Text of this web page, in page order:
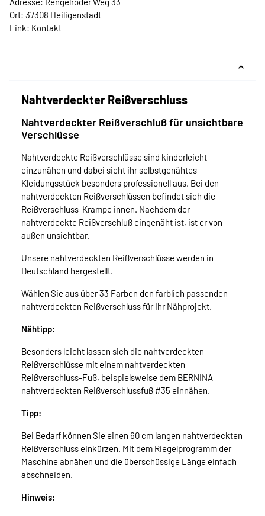
Ort: 37308 Heiligenstadt
Link: Kontakt
Nahtverdeckter Reißverschluss
Nahtverdeckter Reißverschluß für unsichtbare
Verschlüsse
Nahtverdeckte Reißverschlüsse sind kinderleicht
einzunähen und dabei sieht ihr selbstgenähtes
Kleidungsstück besonders professionell aus. Bei den
nahtverdeckten Reißverschlüssen befindet sich die
Reißverschluss-Krampe innen. Nachdem der
nahtverdeckte Reißverschluß eingenäht ist, ist er von
außen unsichtbar.
Unsere nahtverdeckten Reißverschlüsse werden in
Deutschland hergestellt.
Wählen Sie aus über 33 Farben den farblich passenden
nahtverdeckten Reißverschluss für Ihr Nähprojekt.
Nähtipp:
Besonders leicht lassen sich die nahtverdeckten
Reißverschlüsse mit einem nahtverdeckten
Reißverschluss-Fuß, beispielsweise dem BERNINA
nahtverdeckten Reißverschlussfuß #35 einnähen.
Tipp:
Bei Bedarf können Sie einen 60 cm langen nahtverdeckten
Reißverschluss einkürzen. Mit dem Riegelprogramm der
Maschine abnähen und die überschüssige Länge einfach
abschneiden.
Hinweis: